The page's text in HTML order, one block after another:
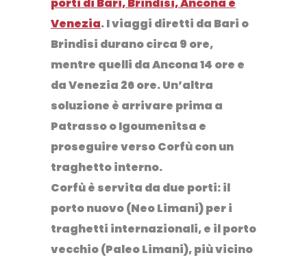
Venezia.I viaggi diretti da Bari o
Brindisi durano circa 9 ore,
mentre quelli da Ancona 14 ore e
da Venezia 26 ore. Un’altra
soluzione è arrivare prima a
Patrasso o Igoumenitsa e
proseguire verso Corfù con un
traghetto interno.
Corfù è servita da due porti: il
porto nuovo(Neo Limani) per i
traghetti internazionali, e ilporto
vecchio(Paleo Limani), più vicino